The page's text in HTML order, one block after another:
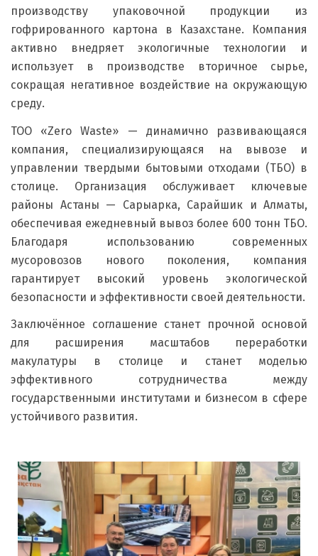
производству упаковочной продукции из
гофрированного картона в Казахстане. Компания
активно внедряет экологичные технологии и
использует в производстве вторичное сырье,
сокращая негативное воздействие на окружающую
среду.
ТОО «Zero Waste» — динамично развивающаяся
компания, специализирующаяся на вывозе и
управлении твердыми бытовыми отходами (ТБО) в
столице. Организация обслуживает ключевые
районы Астаны — Сарыарка, Сарайшик и Алматы,
обеспечивая ежедневный вывоз более 600 тонн ТБО.
Благодаря использованию современных
мусоровозов нового поколения, компания
гарантирует высокий уровень экологической
безопасности и эффективности своей деятельности.
Заключённое соглашение станет прочной основой
для расширения масштабов переработки
макулатуры в столице и станет моделью
эффективного сотрудничества между
государственными институтами и бизнесом в сфере
устойчивого развития.